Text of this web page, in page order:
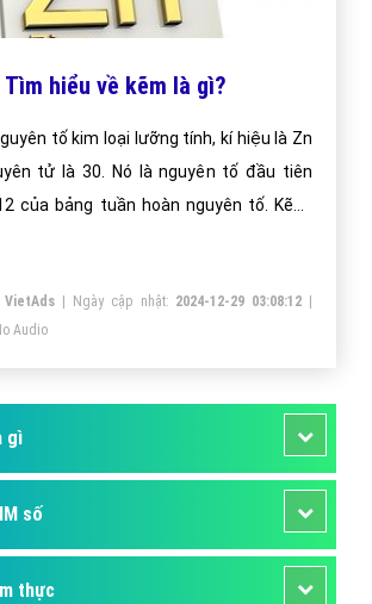
Tìm hiểu về kẽm là gì?
tố kim loại lưỡng tính, kí hiệu là Zn
tử là 30. Nó là nguyên tố đầu tiên
của bảng tuần hoàn nguyên tố. Kẽm,
hóa duy nhất ở điều kiện bình thường
nguyên tố phổ biến thứ 24 trong lớp vỏ
5 đồng vị bền.
VietAds | Ngày cập nhật: 2024-12-29 03:08:12
Audio
gì
số
thực